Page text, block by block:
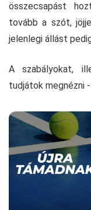
összecsapást
tovább a szót,
jelenlegi állást
A szabályokat,
tudjátok megnézni